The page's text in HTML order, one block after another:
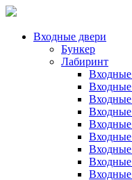
Входные двери
Бункер
Лабиринт
Входные